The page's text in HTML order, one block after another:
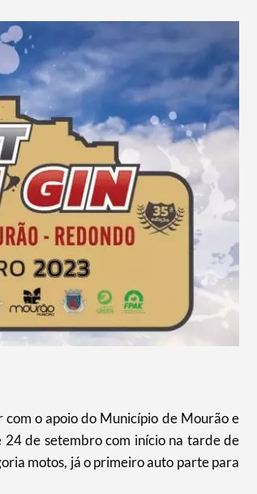
com o apoio do Município de Mourão e
de setembro com início na tarde de
motos, já o primeiro auto parte para